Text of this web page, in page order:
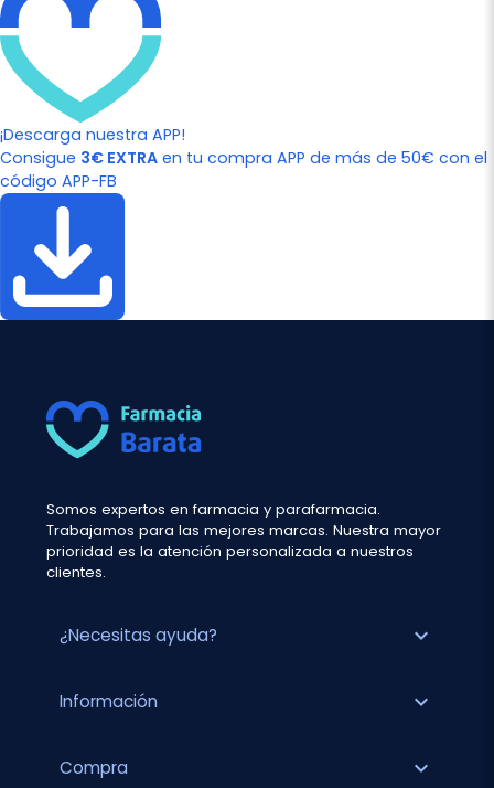
¡Descarga nuestra APP!
Consigue 3€ EXTRA en tu compra APP de más de 50€ con el
código APP-FB
Somos expertos en farmacia y parafarmacia.
Trabajamos para las mejores marcas. Nuestra mayor
prioridad es la atención personalizada a nuestros
clientes.
¿Necesitas ayuda? expand_more
Información expand_more
Compra expand_more